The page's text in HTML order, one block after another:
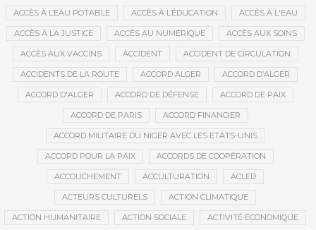
ACCÈS À L’EAU POTABLE ACCÈS À L’ÉDUCATION ACCÈS À L'EAU
ACCÈS À LA JUSTICE ACCÈS AU NUMÉRIQUE ACCÈS AUX SOINS
ACCÈS AUX VACCINS ACCIDENT ACCIDENT DE CIRCULATION
ACCIDENTS DE LA ROUTE ACCORD ALGER ACCORD D’ALGER
ACCORD D'ALGER ACCORD DE DÉFENSE ACCORD DE PAIX
ACCORD DE PARIS ACCORD FINANCIER
ACCORD MILITAIRE DU NIGER AVEC LES ETATS-UNIS
ACCORD POUR LA PAIX ACCORDS DE COOPÉRATION
ACCOUCHEMENT ACCULTURATION ACLED
ACTEURS CULTURELS ACTION CLIMATIQUE
ACTION HUMANITAIRE ACTION SOCIALE ACTIVITÉ ÉCONOMIQUE